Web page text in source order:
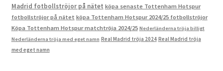
Madrid fotbollströjor på nätet köpa senaste Tottenham Hotspur
fotbollströjor på nätet köpa Tottenham Hotspur 2024/25 fotbollströjor
Köpa Tottenham Hotspur matchtröja 2024/25 Nederländerna tröja billigt
Nederländerna tröja med eget namn Real Madrid tröja 2024 Real Madrid tröja
med eget namn